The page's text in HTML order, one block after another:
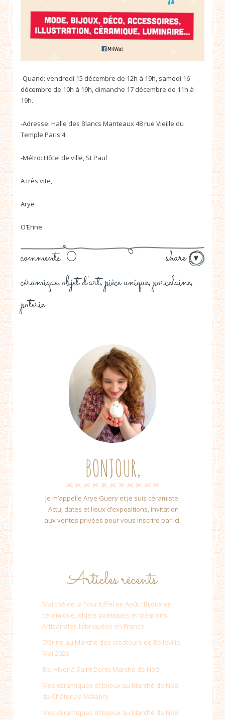
-Quand: vendredi 15 décembre de 12h à 19h, samedi 16
décembre de 10h à 19h, dimanche 17 décembre de 11h à
19h.
-Adresse: Halle des Blancs Manteaux 48 rue Vieille du
Temple Paris 4.
-Métro: Hôtel de ville, St Paul
A très vite,
Arye
O’Erine
share
comments: 0
céramique, objet d'art, pièce unique, porcelaine,
poterie
BONJOUR,
Je m’appelle Arye Guery et je suis céramiste.
Actu, dates et lieux d’expositions, invitation
aux ventes privées pour vous inscrire par ici.
Articles récents
Marché de la Tour Eiffel en Août : Bijoux en
céramique, objets poétiques et créations
Artisanales fabriquées en France
O’Erine au Marché des créateurs de Belleville
Mai 2026
Bel Hiver à Saint Denis Marché de Noël
Mes céramiques et bijoux au Marché de Noël
de Châtenay-Malabry
Mes céramiques et bijoux au Marché de Noël